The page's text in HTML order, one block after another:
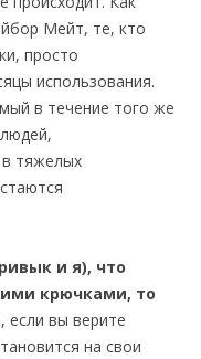
Мейт, те, кто
просто
использования.
в течение того же
тяжелых
и я), что
крючками, то
если вы верите
на свои